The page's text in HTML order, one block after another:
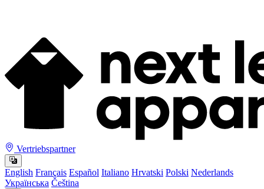
Vertriebspartner
English Français Español Italiano Hrvatski Polski Nederlands
Українська Čeština